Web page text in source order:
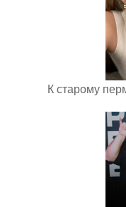
К старому